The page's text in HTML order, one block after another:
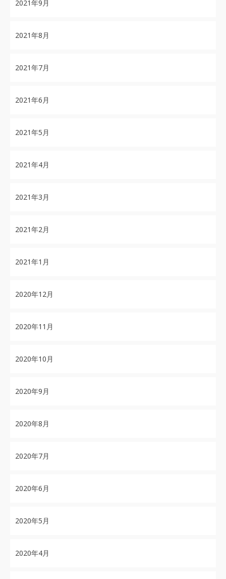
2021年9月
2021年8月
2021年7月
2021年6月
2021年5月
2021年4月
2021年3月
2021年2月
2021年1月
2020年12月
2020年11月
2020年10月
2020年9月
2020年8月
2020年7月
2020年6月
2020年5月
2020年4月